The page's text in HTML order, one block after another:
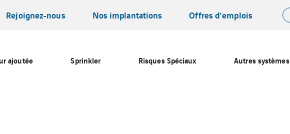
Rejoignez-nous Nos implantations Offres d’emplois
ajoutée Sprinkler Risques Spéciaux Autres systèmes